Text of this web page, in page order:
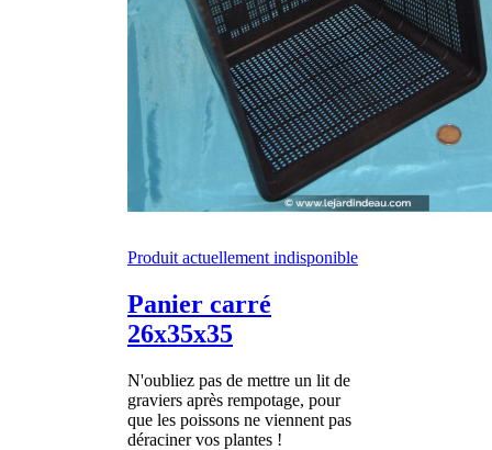
Produit actuellement indisponible
Panier carré
26x35x35
N'oubliez pas de mettre un lit de
graviers après rempotage, pour
que les poissons ne viennent pas
déraciner vos plantes !